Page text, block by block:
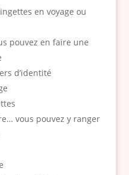
en voyage ou
pouvez en faire une
d’identité
vous pouvez y ranger